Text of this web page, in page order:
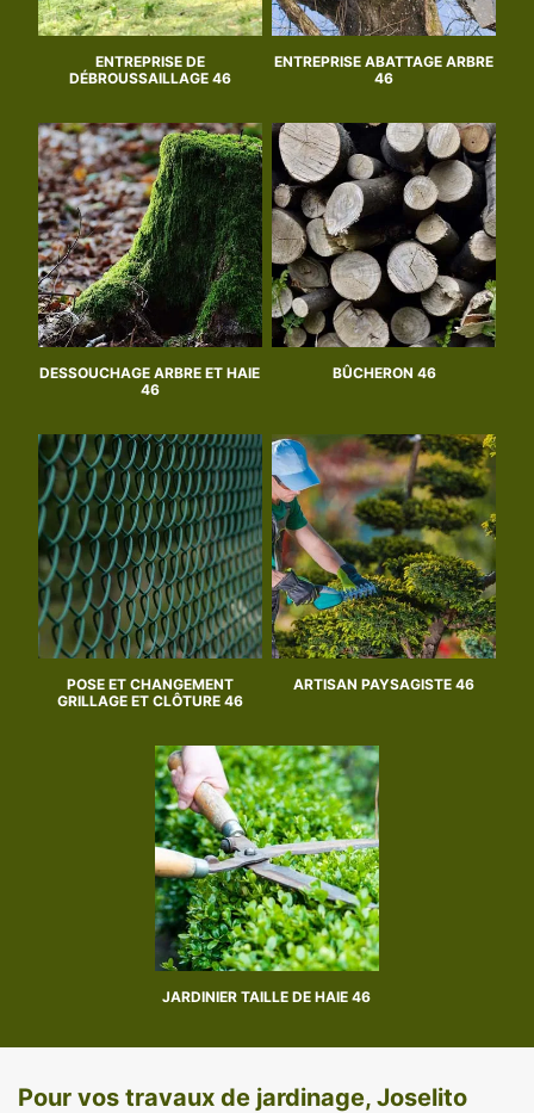
ENTREPRISE DE
DÉBROUSSAILLAGE 46
ENTREPRISE ABATTAGE ARBRE
46
DESSOUCHAGE ARBRE ET HAIE
46
BÛCHERON 46
POSE ET CHANGEMENT
GRILLAGE ET CLÔTURE 46
ARTISAN PAYSAGISTE 46
JARDINIER TAILLE DE HAIE 46
Pour vos travaux de jardinage, Joselito